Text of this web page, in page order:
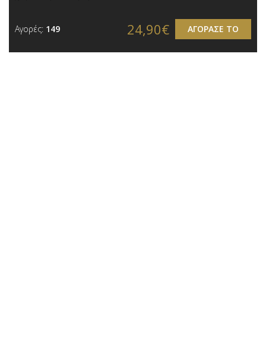
Αγορές: 149 ΑΓΟΡΑΣΕ ΤΟ
24,90€